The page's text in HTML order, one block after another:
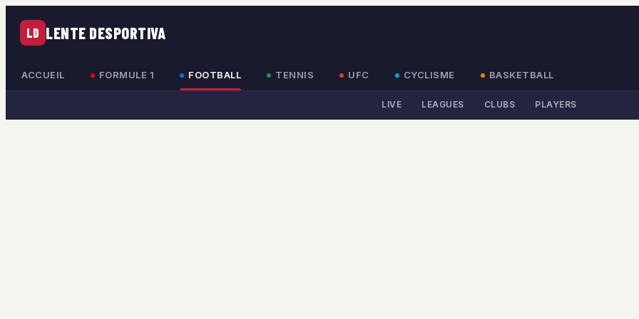
LD LENTE DESPORTIVA
ACCUEIL FORMULE 1 FOOTBALL TENNIS UFC CYCLISME BASKETBALL
LIVE LEAGUES CLUBS PLAYERS